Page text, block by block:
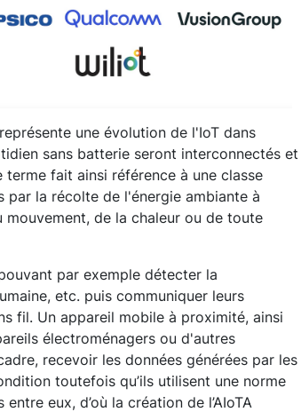
une évolution de l'IoT dans
sans batterie seront interconnectés et
fait ainsi référence à une classe
par la récolte de l'énergie ambiante à
de la chaleur ou de toute
par exemple détecter la
etc. puis communiquer leurs
fil. Un appareil mobile à proximité, ainsi
électroménagers ou d'autres
recevoir les données générées par les
toutefois qu’ils utilisent une norme
eux, d’où la création de l’AIoTA